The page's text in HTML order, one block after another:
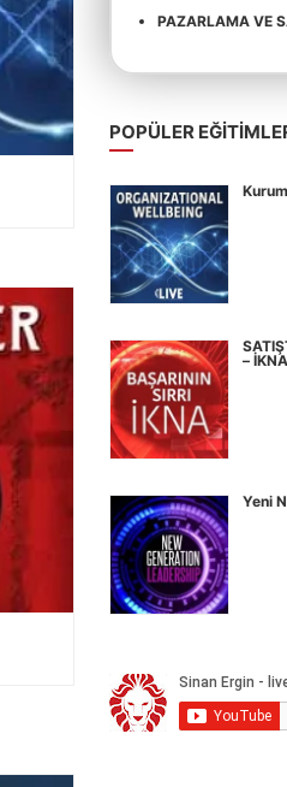
PAZARLAMA VE
POPÜLER
– İKNA
Yeni